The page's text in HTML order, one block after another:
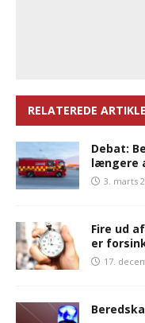
RELATEREDE
Debat:
længere
3. marts
Fire ud
er
17.